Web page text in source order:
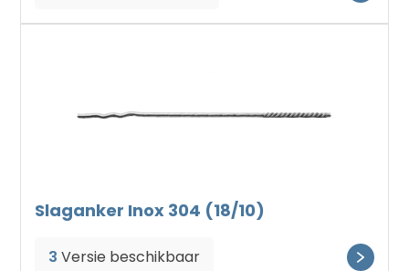
Slaganker Inox 304 (18/10)
3 Versie beschikbaar